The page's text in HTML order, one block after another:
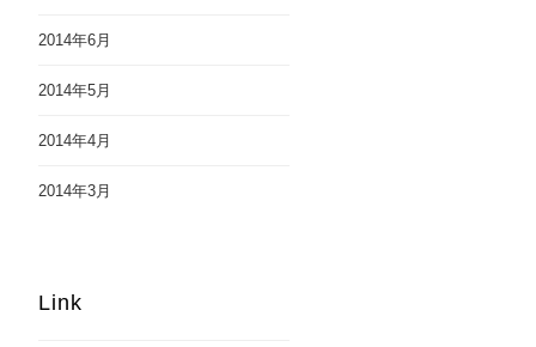
2014年6月
2014年5月
2014年4月
2014年3月
Link